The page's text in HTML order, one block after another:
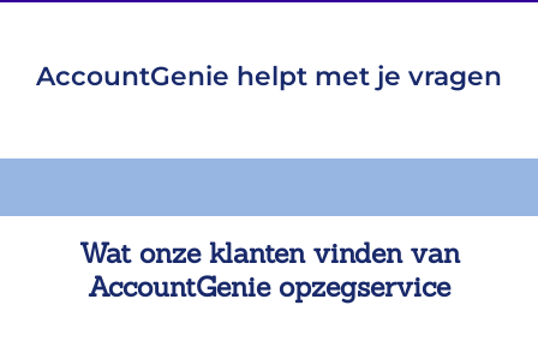
AccountGenie helpt met je vragen
Wat onze klanten vinden van
AccountGenie opzegservice